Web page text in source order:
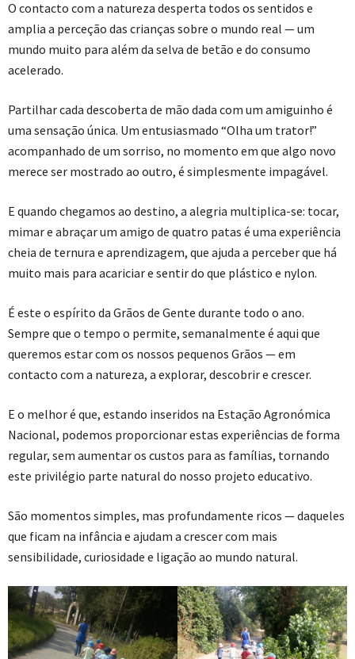
O contacto com a natureza desperta todos os sentidos e
amplia a perceção das crianças sobre o mundo real — um
mundo muito para além da selva de betão e do consumo
acelerado.
Partilhar cada descoberta de mão dada com um amiguinho é
uma sensação única. Um entusiasmado “Olha um trator!”
acompanhado de um sorriso, no momento em que algo novo
merece ser mostrado ao outro, é simplesmente impagável.
E quando chegamos ao destino, a alegria multiplica-se: tocar,
mimar e abraçar um amigo de quatro patas é uma experiência
cheia de ternura e aprendizagem, que ajuda a perceber que há
muito mais para acariciar e sentir do que plástico e nylon.
É este o espírito da Grãos de Gente durante todo o ano.
Sempre que o tempo o permite, semanalmente é aqui que
queremos estar com os nossos pequenos Grãos — em
contacto com a natureza, a explorar, descobrir e crescer.
E o melhor é que, estando inseridos na Estação Agronómica
Nacional, podemos proporcionar estas experiências de forma
regular, sem aumentar os custos para as famílias, tornando
este privilégio parte natural do nosso projeto educativo.
São momentos simples, mas profundamente ricos — daqueles
que ficam na infância e ajudam a crescer com mais
sensibilidade, curiosidade e ligação ao mundo natural.